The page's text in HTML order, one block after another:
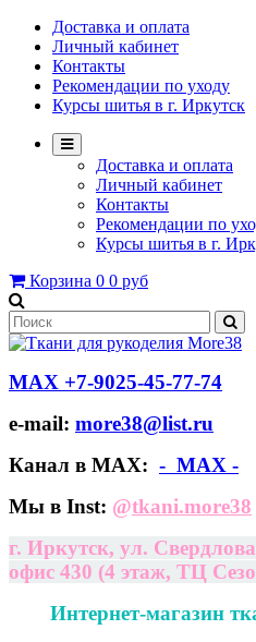
Доставка и оплата
Личный кабинет
Контакты
Рекомендации по уходу
Курсы шитья в г. Иркутск
Доставка и оплата
Личный кабинет
Контакты
Рекомендации по
Курсы шитья в г.
Корзина 0 0 руб
МАХ +7-9025-45-77-74
e-mail: more38@list.ru
Канал в МАХ: - МАХ -
Мы в Inst: @tkani.more38
г. Иркутск, ул.
офис 430 (4 этаж, ТЦ
Интернет-магазин